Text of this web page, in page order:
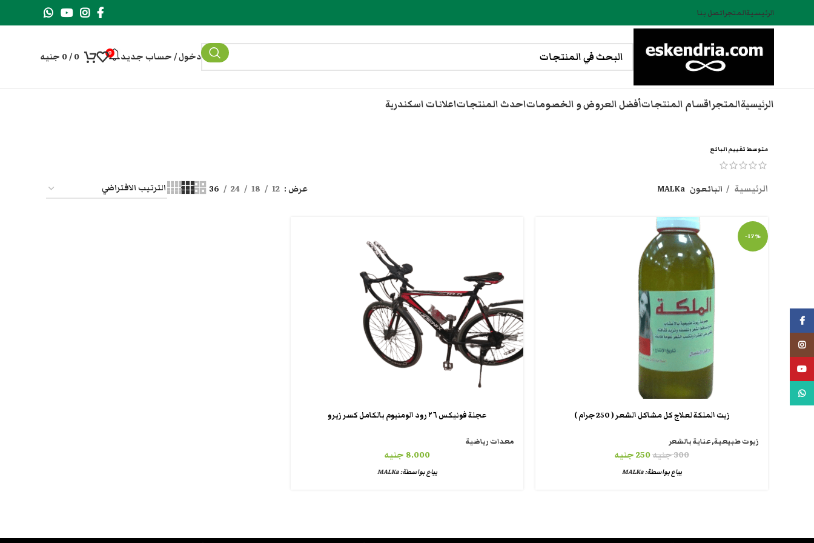
الرئيسيةالمتجراتصل بنا
دخول / حساب جديد 0
0
/
0 جنيه
الرئيسيةالمتجراقسام المنتجاتأفضل العروض و الخصوماتاحدث المنتجاتاعلانات اسكندرية
متوسط تقييم البائع
الرئيسية البائعون MALKa عرض 12
18
24
36
-17%
زيت الملكة لعلاج كل مشاكل الشعر ( 250 جرام )
زيوت طبيعية,عناية بالشعر
300جنيه250جنيه
يباع بواسطة:MALKa
عجلة فونيكس ٢٦ رود الومنيوم بالكامل كسر زيرو
معدات رياضية
8.000 جنيه
يباع بواسطة:MALKa